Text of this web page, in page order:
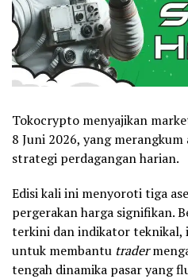
Tokocrypto menyajikan
8 Juni 2026, yang
strategi perdagangan harian.
Edisi kali ini menyoroti tiga
pergerakan harga signifikan.
terkini dan indikator teknikal,
untuk membantu trader
tengah dinamika pasar yang